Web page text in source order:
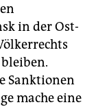
in der Ost-
Sanktionen
mache eine